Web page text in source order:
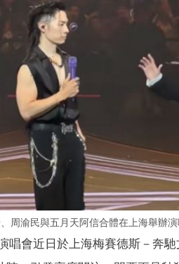
周渝民與五月天阿信合體在上海舉辦
唱會近日於上海梅賽德斯－奔